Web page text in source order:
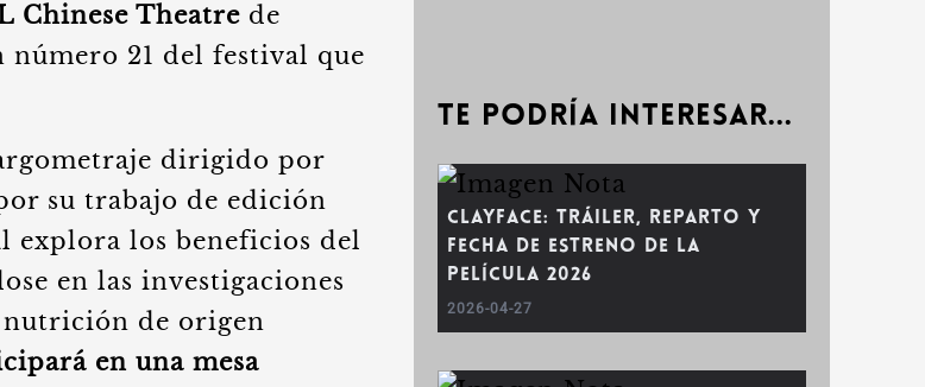
Chinese Theatre de
21 del festival que
dirigido por
su trabajo de edición
explora los beneficios del
en las investigaciones
nutrición de origen
en una mesa
Te podría interesar...
Clayface: Tráiler, reparto y
fecha de estreno de la
película 2026
2026-04-27